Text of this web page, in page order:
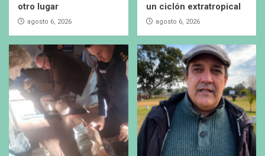
otro lugar
agosto 6, 2026
un ciclón extratropical
agosto 6, 2026